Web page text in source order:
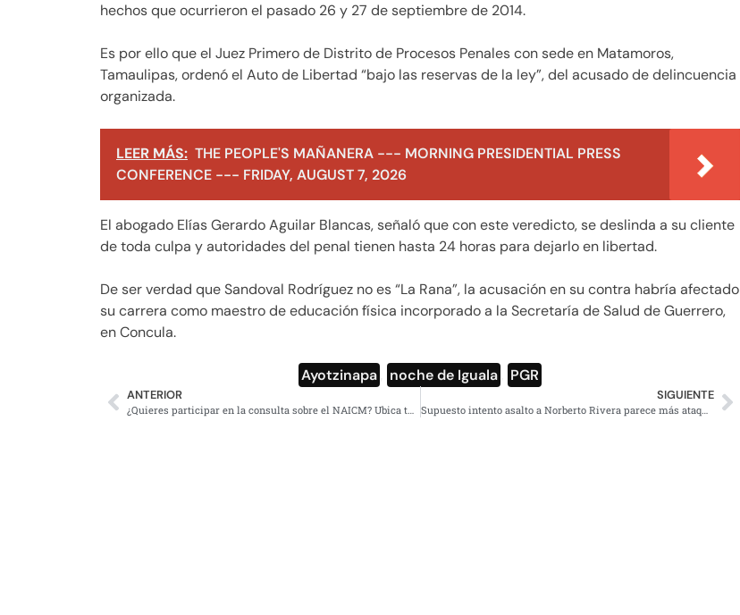
hechos que ocurrieron el pasado 26 y 27 de septiembre de 2014.
Es por ello que el Juez Primero de Distrito de Procesos Penales con sede en Matamoros,
Tamaulipas, ordenó el Auto de Libertad “bajo las reservas de la ley”, del acusado de delincuencia
organizada.
LEER MÁS: THE PEOPLE'S MAÑANERA --- MORNING PRESIDENTIAL PRESS
CONFERENCE --- FRIDAY, AUGUST 7, 2026
El abogado Elías Gerardo Aguilar Blancas, señaló que con este veredicto, se deslinda a su cliente
de toda culpa y autoridades del penal tienen hasta 24 horas para dejarlo en libertad.
De ser verdad que Sandoval Rodríguez no es “La Rana”, la acusación en su contra habría afectado
su carrera como maestro de educación física incorporado a la Secretaría de Salud de Guerrero,
en Concula.
Ayotzinapa noche de Iguala PGR
ANTERIOR
¿Quieres participar en la consulta sobre el NAICM? Ubica tu punto más cercano
SIGUIENTE
Supuesto intento asalto a Norberto Rivera parece más ataque: Reforma